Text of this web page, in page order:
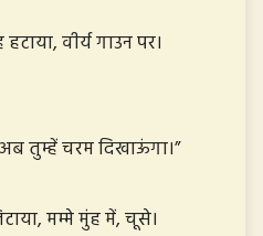
वीर्य गाउन पर।
तुम्हें चरम दिखाऊंगा।”
मम्मे मुंह में, चूसे।